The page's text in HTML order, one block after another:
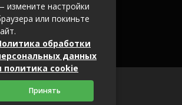
соглашение
2026 (c) 262600.ru
измените настройки
или покиньте
обработки
данных
политика cookie
Принять